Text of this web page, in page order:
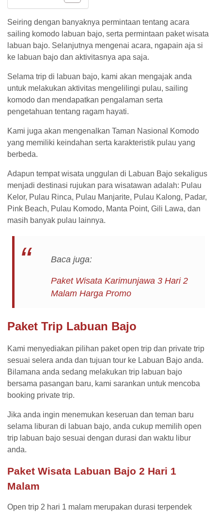
Seiring dengan banyaknya permintaan tentang acara
sailing komodo labuan bajo, serta permintaan paket wisata
labuan bajo. Selanjutnya mengenai acara, ngapain aja si
ke labuan bajo dan aktivitasnya apa saja.
Selama trip di labuan bajo, kami akan mengajak anda
untuk melakukan aktivitas mengelilingi pulau, sailing
komodo dan mendapatkan pengalaman serta
pengetahuan tentang ragam hayati.
Kami juga akan mengenalkan Taman Nasional Komodo
yang memiliki keindahan serta karakteristik pulau yang
berbeda.
Adapun tempat wisata unggulan di Labuan Bajo sekaligus
menjadi destinasi rujukan para wisatawan adalah: Pulau
Kelor, Pulau Rinca, Pulau Manjarite, Pulau Kalong, Padar,
Pink Beach, Pulau Komodo, Manta Point, Gili Lawa, dan
masih banyak pulau lainnya.
Baca juga:
Paket Wisata Karimunjawa 3 Hari 2
Malam Harga Promo
Paket Trip Labuan Bajo
Kami menyediakan pilihan paket open trip dan private trip
sesuai selera anda dan tujuan tour ke Labuan Bajo anda.
Bilamana anda sedang melakukan trip labuan bajo
bersama pasangan baru, kami sarankan untuk mencoba
booking private trip.
Jika anda ingin menemukan keseruan dan teman baru
selama liburan di labuan bajo, anda cukup memilih open
trip labuan bajo sesuai dengan durasi dan waktu libur
anda.
Paket Wisata Labuan Bajo 2 Hari 1
Malam
Open trip 2 hari 1 malam merupakan durasi terpendek